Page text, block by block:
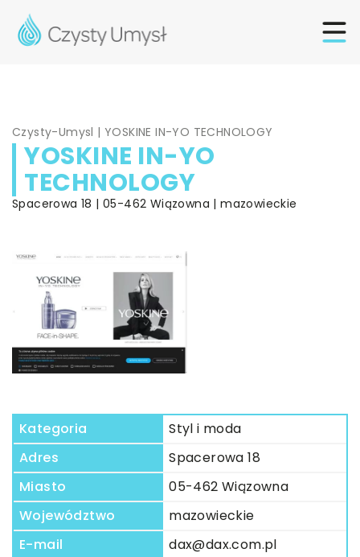
Czysty-Umysl |YOSKINE IN-YO TECHNOLOGY
YOSKINE IN-YO
TECHNOLOGY
Spacerowa 18 | 05-462 Wiązowna | mazowieckie
Kategoria
Styl i moda
Adres
Spacerowa 18
Miasto
05-462 Wiązowna
Województwo
mazowieckie
E-mail
dax@dax.com.pl